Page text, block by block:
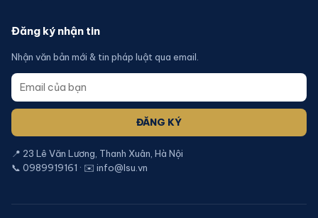
Đăng ký nhận tin
Nhận văn bản mới & tin pháp luật qua email.
ĐĂNG KÝ
📍 23 Lê Văn Lương, Thanh Xuân, Hà Nội
📞 0989919161 · ✉️ info@lsu.vn